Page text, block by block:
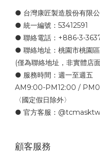
● 台灣康匠製造股份有限
● 統一編號：53412591
● 聯絡電話：+886-3-
● 聯絡地址：桃園市桃園
(僅為聯絡地址，非實體店
● 服務時間：週一至週五
AM9:00-PM12:00 /
〈國定假日除外〉
● 官方客服： @tcmasktw
顧客服務